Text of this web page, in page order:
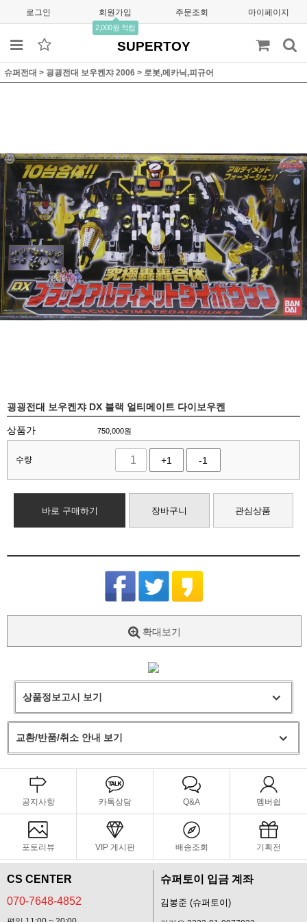
로그인 회원가입
2,000원 적립
주문조회 마이페이지
SUPERTOY
슈퍼전대 > 굉굉전대 보우켄쟈 2006 > 로봇,메카닉,피규어
굉굉전대 보우켄쟈 DX 블랙 얼티메이트 다이보우켄
상품가 750,000원
수량 +1 -1
바로 구매하기 장바구니 관심상품
확대보기
상품정보고시 보기
교환/반품/취소 안내 보기
공지사항 카톡상담 Q&A 멤버쉽
포토리뷰 VIP 게시판 배송조회 기획전
CS CENTER
070-7648-4852
슈퍼토이 입금 계좌
김봉준 (슈퍼토이)